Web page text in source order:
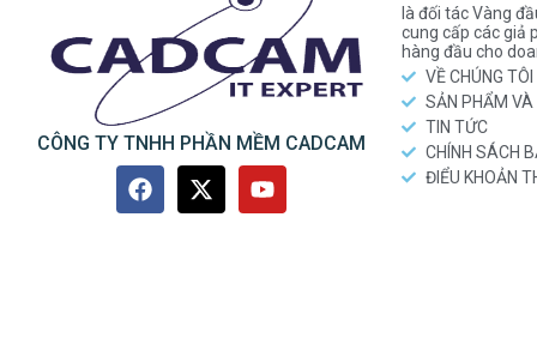
CÔNG TY TNHH PHẦN MỀM CADCAM
là đối tác Vàng
cung cấp các giả
hàng đầu cho
VỀ CHÚNG TÔI
SẢN PHẨM VÀ
TIN TỨC
CHÍNH SÁCH
ĐIỂU KHOẢN